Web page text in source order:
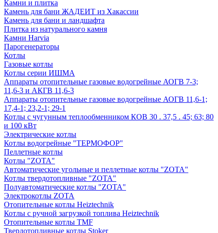
Камни и плитка
Камень для бани ЖАДЕИТ из Хакассии
Камень для бани и ландшафта
Плитка из натурального камня
Камни Harvia
Парогенераторы
Котлы
Газовые котлы
Котлы серии ИШМА
Аппараты отопительные газовые водогрейные АОГВ 7-3;
11,6-3 и АКГВ 11,6-3
Аппараты отопительные газовые водогрейные АОГВ 11,6-1;
17,4-1; 23,2-1; 29-1
Котлы с чугунным теплообменником КОВ 30 . 37,5 . 45; 63; 80
и 100 кВт
Электрические котлы
Котлы водогрейные "ТЕРМОФОР"
Пеллетные котлы
Котлы "ZOTA"
Автоматические угольные и пеллетные котлы "ZOTA"
Котлы твердотопливные "ZOTA"
Полуавтоматические котлы "ZOTA"
Электрокотлы ZOTA
Отопительные котлы Heiztechnik
Котлы с ручной загрузкой топлива Heiztechnik
Отопительные котлы TMF
Твердотопливные котлы Stoker